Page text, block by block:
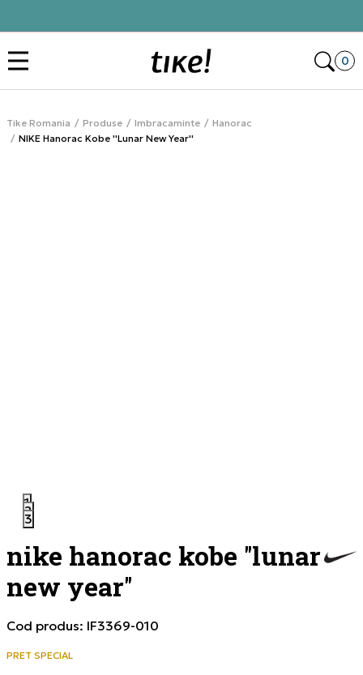
0
Tike Romania Produse Imbracaminte
Hanorac
NIKE Hanorac Kobe ''Lunar New Year''
1
2
3
nike hanorac kobe ''lunar
new year''
Cod produs: IF3369-010
PRET SPECIAL